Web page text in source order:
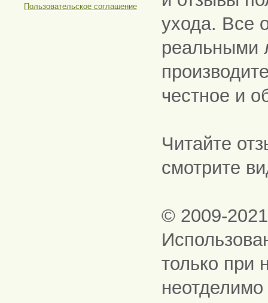
Пользовательское соглашение
ухода. Все
реальными
честное и
Читайте
смотрите
© 2009-
только при